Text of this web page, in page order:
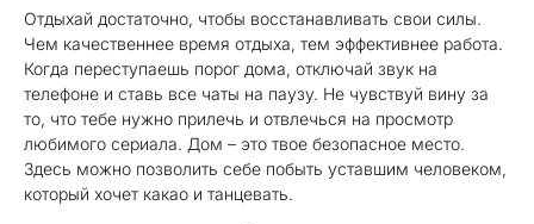
Отдыхай достаточно, чтобы восстанавливать свои силы.
Чем качественнее время отдыха, тем эффективнее работа.
Когда переступаешь порог дома, отключай звук на
телефоне и ставь все чаты на паузу. Не чувствуй вину за
то, что тебе нужно прилечь и отвлечься на просмотр
любимого сериала. Дом – это твое безопасное место.
Здесь можно позволить себе побыть уставшим человеком,
который хочет какао и танцевать.